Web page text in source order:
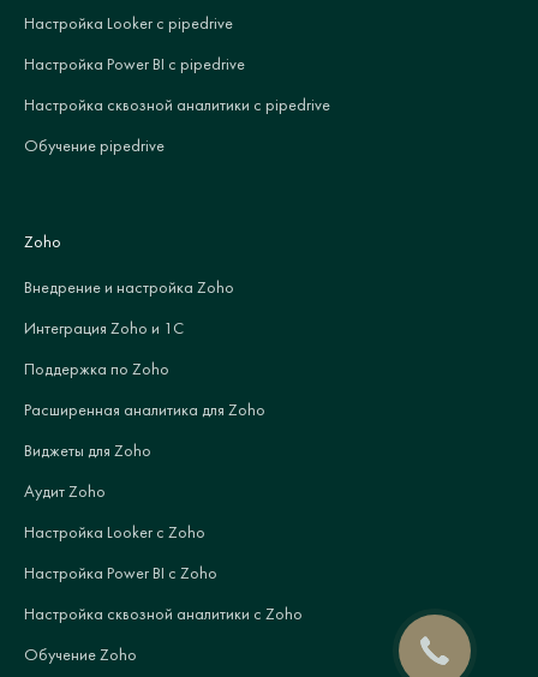
Настройка Looker с pipedrive
Настройка Power BI с pipedrive
Настройка сквозной аналитики с pipedrive
Обучение pipedrive
Zoho
Внедрение и настройка Zoho
Интеграция Zoho и 1С
Поддержка по Zoho
Расширенная аналитика для Zoho
Виджеты для Zoho
Аудит Zoho
Настройка Looker с Zoho
Настройка Power BI с Zoho
Настройка сквозной аналитики с Zoho
Обучение Zoho